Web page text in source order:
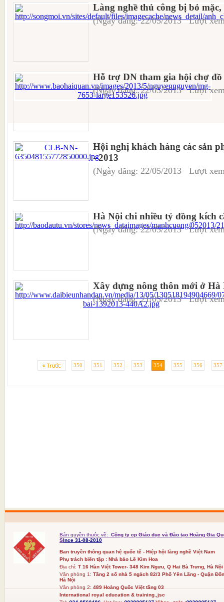
Làng nghề thủ công bị bỏ
(Ngày đăng: 22/05/2013 Lượt
Hỗ trợ DN tham gia hội chợ
(Ngày đăng: 22/05/2013 Lượt
Hội nghị khách hàng các sản
- 2013
(Ngày đăng: 22/05/2013 Lượt
Hà Nội chi nhiều tỷ đồng kích
(Ngày đăng: 22/05/2013 Lượt
Xây dựng nông thôn mới ở Hà
(Ngày đăng: 21/05/2013 Lượt
350 351 352 353 354 355 356 357
Bản quyền thuộc về:
Công ty cp Giáo dục và Đào tạo Hoàng Gia
SInce 31-08-2010
Ban truyền thông quan hệ quốc tế - Hiệp hội làng nghề Việt Nam
Phụ trách biên tập : Nhà báo Lê Kim Hoa
Địa chỉ: T 16 Hàn Việt Tower- 348 Kim Ngưu, Q Hai Bà Trưng, Hà Nội
Văn phòng 1:Tầng 2 số nhà 5 ngách 82/3 Phố Yên Lãng - Quận
Hà Nội
Văn phòng 2:489 Hoàng Quốc Việt tầng 03
International royal education & training.,jsc